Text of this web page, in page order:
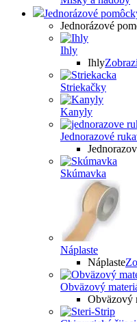
Jednorázové
Jednorázové
Ihly
Ihly
Striekačky
Kanyly
Jednorazové
Skúmavka
Náplaste
Náplaste
Obväzový
Obväzový